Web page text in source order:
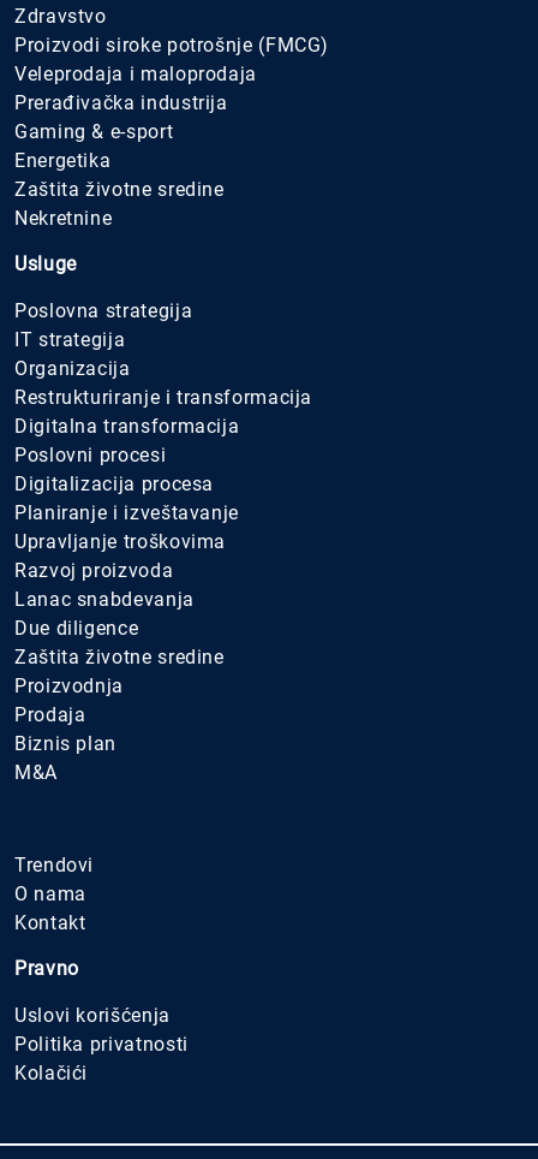
Zdravstvo
Proizvodi siroke potrošnje (FMCG)
Veleprodaja i maloprodaja
Prerađivačka industrija
Gaming & e-sport
Energetika
Zaštita životne sredine
Nekretnine
Usluge
Poslovna strategija
IT strategija
Organizacija
Restrukturiranje i transformacija
Digitalna transformacija
Poslovni procesi
Digitalizacija procesa
Planiranje i izveštavanje
Upravljanje troškovima
Razvoj proizvoda
Lanac snabdevanja
Due diligence
Zaštita životne sredine
Proizvodnja
Prodaja
Biznis plan
M&A
Trendovi
O nama
Kontakt
Pravno
Uslovi korišćenja
Politika privatnosti
Kolačići